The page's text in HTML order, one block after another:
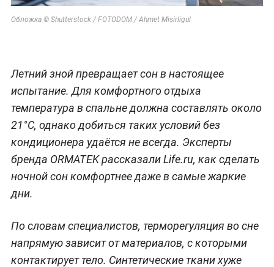
Обложка © Shutterstock / FOTODOM / Ahmet Misirligul
Летний зной превращает сон в настоящее
испытание. Для комфортного отдыха
температура в спальне должна составлять около
21°C, однако добиться таких условий без
кондиционера удаётся не всегда. Эксперты
бренда ORMATEK рассказали Life.ru, как сделать
ночной сон комфортнее даже в самые жаркие
дни.
По словам специалистов, терморегуляция во сне
напрямую зависит от материалов, с которыми
контактирует тело. Синтетические ткани хуже